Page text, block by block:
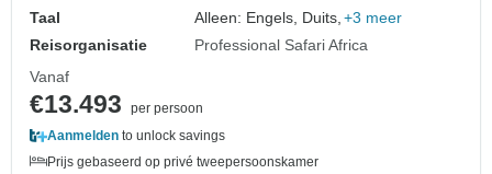
Taal
Alleen: Engels, Duits, +3 meer
Reisorganisatie
Professional Safari Africa
Vanaf
€13.493
per persoon
Aanmelden to unlock savings
Prijs gebaseerd op privé tweepersoonskamer